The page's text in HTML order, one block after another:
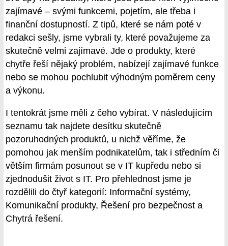
zajímavé – svými funkcemi, pojetím, ale třeba i
finanční dostupností. Z tipů, které se nám poté v
redakci sešly, jsme vybrali ty, které považujeme za
skutečně velmi zajímavé. Jde o produkty, které
chytře řeší nějaký problém, nabízejí zajímavé funkce
nebo se mohou pochlubit výhodným poměrem ceny
a výkonu.
I tentokrát jsme měli z čeho vybírat. V následujícím
seznamu tak najdete desítku skutečně
pozoruhodných produktů, u nichž věříme, že
pomohou jak menším podnikatelům, tak i středním či
větším firmám posunout se v IT kupředu nebo si
zjednodušit život s IT. Pro přehlednost jsme je
rozdělili do čtyř kategorií: Informační systémy,
Komunikační produkty, Řešení pro bezpečnost a
Chytrá řešení.